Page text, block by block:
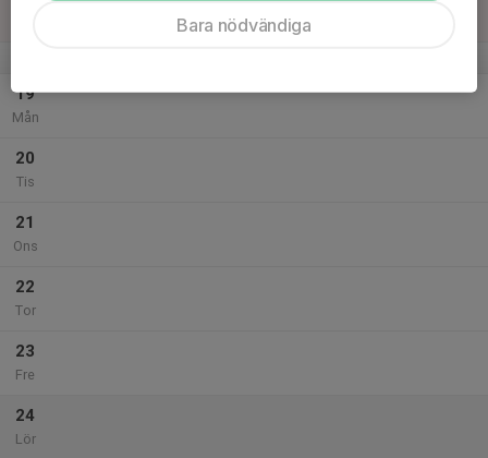
19
Mån
20
Tis
21
Ons
22
Tor
23
Fre
24
Lör
Bara nödvändiga